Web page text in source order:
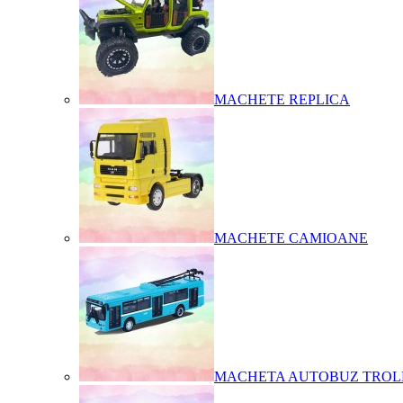
MACHETE REPLICA
MACHETE CAMIOANE
MACHETA AUTOBUZ